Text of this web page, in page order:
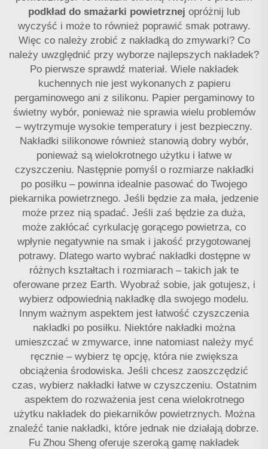
podkład do smażarki powietrznej opróżnij lub
wyczyść i może to również poprawić smak potrawy.
Więc co należy zrobić z nakładką do zmywarki? Co
należy uwzględnić przy wyborze najlepszych nakładek?
Po pierwsze sprawdź materiał. Wiele nakładek
kuchennych nie jest wykonanych z papieru
pergaminowego ani z silikonu. Papier pergaminowy to
świetny wybór, ponieważ nie sprawia wielu problemów
– wytrzymuje wysokie temperatury i jest bezpieczny.
Nakładki silikonowe również stanowią dobry wybór,
ponieważ są wielokrotnego użytku i łatwe w
czyszczeniu. Następnie pomyśl o rozmiarze nakładki
po posiłku – powinna idealnie pasować do Twojego
piekarnika powietrznego. Jeśli będzie za mała, jedzenie
może przez nią spadać. Jeśli zaś będzie za duża,
może zakłócać cyrkulację gorącego powietrza, co
wpłynie negatywnie na smak i jakość przygotowanej
potrawy. Dlatego warto wybrać nakładki dostępne w
różnych kształtach i rozmiarach – takich jak te
oferowane przez Earth. Wyobraź sobie, jak gotujesz, i
wybierz odpowiednią nakładkę dla swojego modelu.
Innym ważnym aspektem jest łatwość czyszczenia
nakładki po posiłku. Niektóre nakładki można
umieszczać w zmywarce, inne natomiast należy myć
ręcznie – wybierz tę opcję, która nie zwiększa
obciążenia środowiska. Jeśli chcesz zaoszczędzić
czas, wybierz nakładki łatwe w czyszczeniu. Ostatnim
aspektem do rozważenia jest cena wielokrotnego
użytku nakładek do piekarników powietrznych. Można
znaleźć tanie nakładki, które jednak nie działają dobrze.
Fu Zhou Sheng oferuje szeroką gamę nakładek